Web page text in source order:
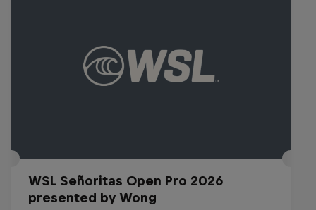
WSL Señoritas Open Pro 2026
presented by Wong